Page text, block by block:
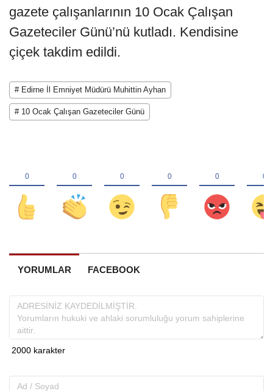
gazete çalışanlarının 10 Ocak Çalışan
Gazeteciler Günü’nü kutladı. Kendisine
çiçek takdim edildi.
# Edirne İl Emniyet Müdürü Muhittin Ayhan
# 10 Ocak Çalışan Gazeteciler Günü
YORUMLAR FACEBOOK